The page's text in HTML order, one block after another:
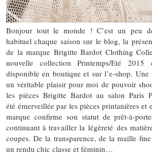
Bonjour tout le monde ! C’est un peu
habituel chaque saison sur le blog, la
de la marque Brigitte Bardot Clothing
nouvelle collection Printemps/Eté
disponible en boutique et sur l’e-shop.
un véritable plaisir pour moi de pouvoir
les pièces Brigitte Bardot au salon Paris
été émerveillée par les pièces printanières et
marque confirme son statut de prêt-à-
continuant à travailler la légèreté des
coupes. De la transparence, de la maille
un rendu chic classe et féminin…